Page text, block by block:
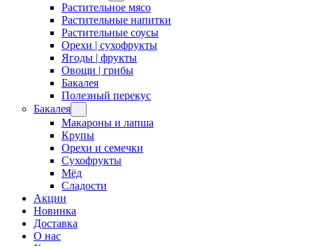
Растительное мясо
Растительные напитки
Растительные соусы
Орехи | сухофрукты
Ягоды | фрукты
Овощи | грибы
Бакалея
Полезный перекус
Бакалея
Макароны и лапша
Крупы
Орехи и семечки
Сухофрукты
Мёд
Сладости
Акции
Новинка
Доставка
О нас